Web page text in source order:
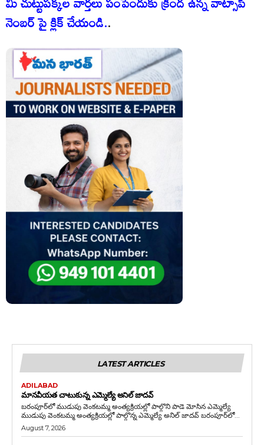
నెంబర్ పై క్లిక్ చేయండి..
LATEST ARTICLES
ADILABAD
మానవీయత చాటుకున్న ఎమ్మెల్యే అనిల్ జాదవ్
బరంపూర్‌లో ముడుపు వెంకటమ్మ అంత్యక్రియల్లో పాల్గొని పాడె మోసిన ఎమ్మెల్యే
ముడుపు వెంకటమ్మ అంత్యక్రియల్లో పాల్గొన్న ఎమ్మెల్యే అనిల్ జాదవ్ బరంపూర్‌లో...
August 7, 2026